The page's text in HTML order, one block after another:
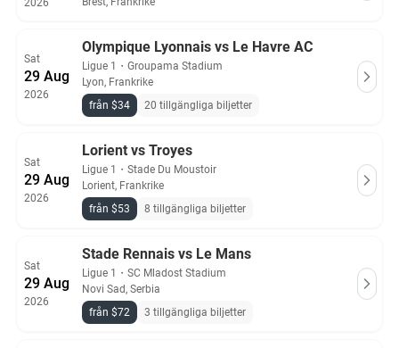
2026
Sat
29 Aug
2026
Olympique Lyonnais vs Le Havre AC
Ligue 1 ・ Groupama Stadium
Lyon, Frankrike
från $34
20 tillgängliga biljetter
Sat
29 Aug
2026
Lorient vs Troyes
Ligue 1 ・ Stade Du Moustoir
Lorient, Frankrike
från $53
8 tillgängliga biljetter
Sat
29 Aug
2026
Stade Rennais vs Le Mans
Ligue 1 ・ SC Mladost Stadium
Novi Sad, Serbia
från $72
3 tillgängliga biljetter